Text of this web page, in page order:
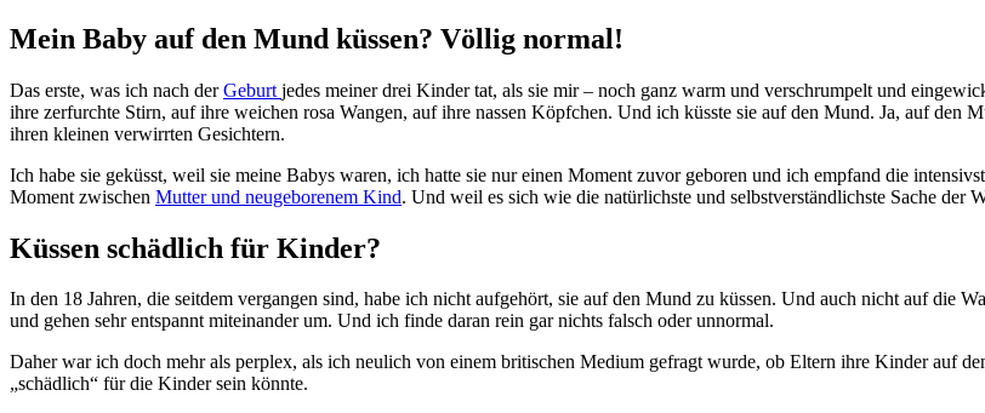
Mein Baby auf den Mund küssen? Völlig normal!
Das erste, was ich nach derGeburt jedes meiner drei Kinder tat, als sie mir – noch ganz warm und verschrumpelt und
ihre zerfurchte Stirn, auf ihre weichen rosa Wangen, auf ihre nassen Köpfchen. Und ich küsste sie auf den Mund. Ja, auf
ihren kleinen verwirrten Gesichtern.
Ich habe sie geküsst, weil sie meine Babys waren, ich hatte sie nur einen Moment zuvor geboren und ich empfand die
Moment zwischen Mutter und neugeborenem Kind. Und weil es sich wie die natürlichste und selbstverständlichste Sache der
Küssen schädlich für Kinder?
In den 18 Jahren, die seitdem vergangen sind, habe ich nicht aufgehört, sie auf den Mund zu küssen. Und auch nicht auf die
und gehen sehr entspannt miteinander um. Und ich finde daran rein gar nichts falsch oder unnormal.
Daher war ich doch mehr als perplex, als ich neulich von einem britischen Medium gefragt wurde, ob Eltern ihre Kinder auf
„schädlich“ für die Kinder sein könnte.